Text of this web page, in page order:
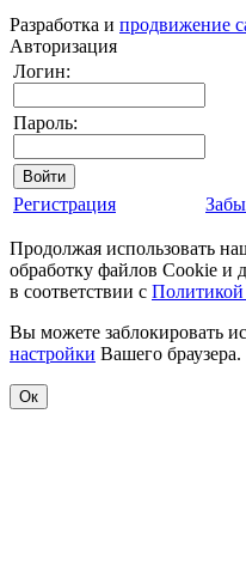
Разработка и продвижение
Авторизация
Логин:
Пароль:
Регистрация
Продолжая использовать
обработку файлов Cookie и
в соответствии с Политикой
Вы можете заблокировать
настройки Вашего браузера.
Ок